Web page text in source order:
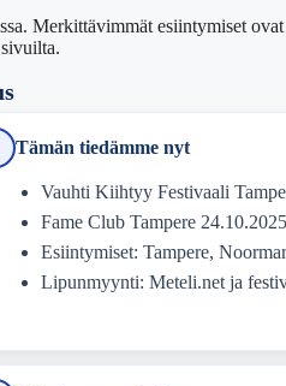
Merkittävimmät esiintymiset
Tämän tiedämme nyt
Vauhti Kiihtyy Festivaali
Fame Club Tampere 24.10.2025
Esiintymiset: Tampere,
Lipunmyynti: Meteli.net ja